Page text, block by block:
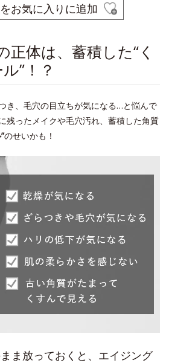
お気に入りに追加
正体は、蓄積した“く
”！？
き、毛穴の目立ちが気になる…と悩んで
残ったメイクや毛穴汚れ、蓄積した角質
のせいかも！
ま放っておくと、エイジング